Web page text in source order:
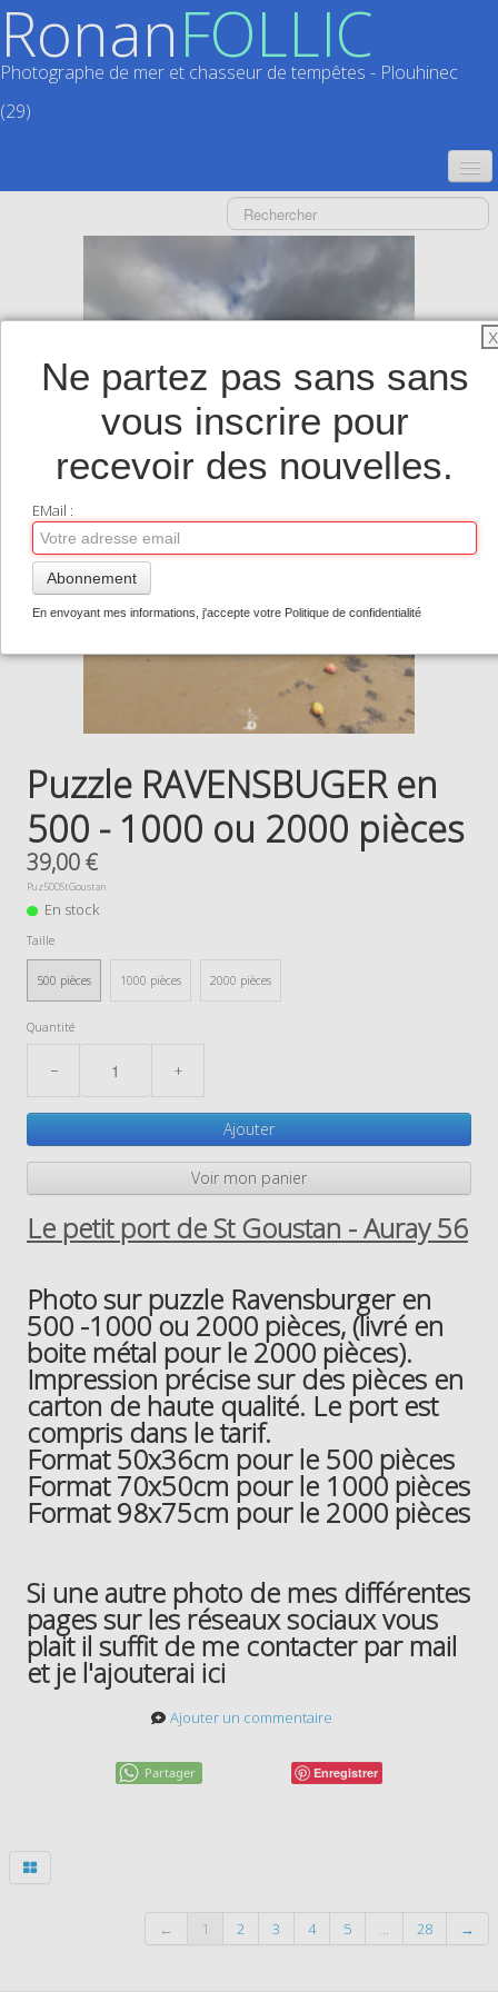
RonanFOLLIC
Photographe de mer et chasseur de tempêtes - Plouhinec
(29)
LIVRES▼
TIRAGES SUPPORTS HAUT DE GAMME
CONTACT
0
Puzzle RAVENSBUGER en
500 - 1000 ou 2000 pièces
39,00 €
Puz500StGoustan
En stock
Taille
500 pièces 1000 pièces 2000 pièces
Quantité
− +
Ajouter
Voir mon panier
Le petit port de St Goustan - Auray 56
Photo sur puzzle Ravensburger en
500 -1000 ou 2000 pièces, (livré en
boite métal pour le 2000 pièces).
Impression précise sur des pièces en
carton de haute qualité. Le port est
compris dans le tarif.
Format 50x36cm pour le 500 pièces
Format 70x50cm pour le 1000 pièces
Format 98x75cm pour le 2000 pièces
Si une autre photo de mes différentes
pages sur les réseaux sociaux vous
plait il suffit de me contacter par mail
et je l'ajouterai ici
Ajouter un commentaire
Partager Enregistrer
← 1 2 3 4 5 28 →
X
Ne partez pas sans sans
vous inscrire pour
recevoir des nouvelles.
EMail :
Abonnement
En envoyant mes informations, j'accepte votre Politique de confidentialité